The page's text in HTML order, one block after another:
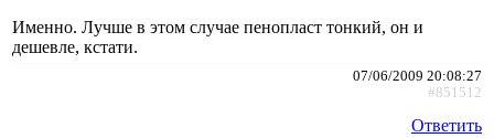
Именно. Лучше в этом случае пенопласт тонкий, он и
дешевле, кстати.
07/06/2009 20:08:27
#851512
Ответить